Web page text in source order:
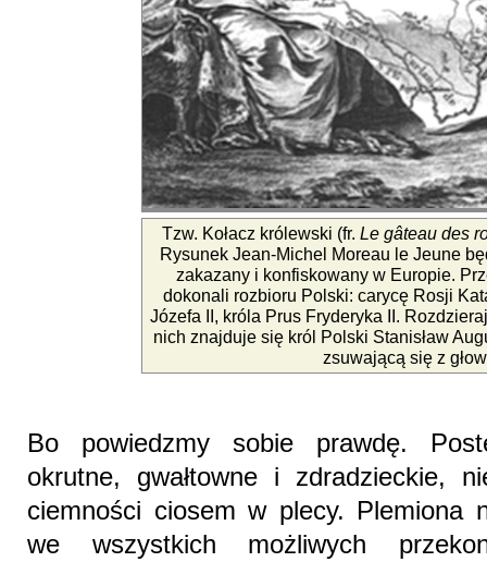
Tzw. Kołacz królewski (fr.Le gâteau des
Rysunek Jean-Michel Moreau le Jeune
zakazany i konfiskowany w Europie.
dokonali rozbioru Polski: carycę Rosji
Józefa II, króla Prus Fryderyka II.
nich znajduje się król Polski Stanisław
zsuwającą się z
Bo powiedzmy sobie prawdę.
okrutne, gwałtowne i zdradzieckie,
ciemności ciosem w plecy. Plemiona
we wszystkich możliwych